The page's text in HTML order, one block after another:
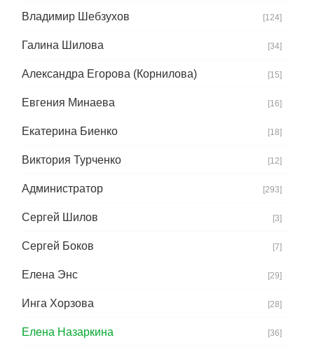
Владимир Шебзухов [124]
Галина Шилова [34]
Александра Егорова (Корнилова) [15]
Евгения Минаева [16]
Екатерина Биенко [18]
Виктория Турченко [12]
Администратор [293]
Сергей Шилов [3]
Сергей Боков [7]
Елена Энс [29]
Инга Хорзова [28]
Елена Назаркина [36]